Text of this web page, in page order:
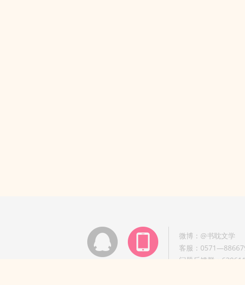
微博：@书耽文学
客服：
问题反馈群：